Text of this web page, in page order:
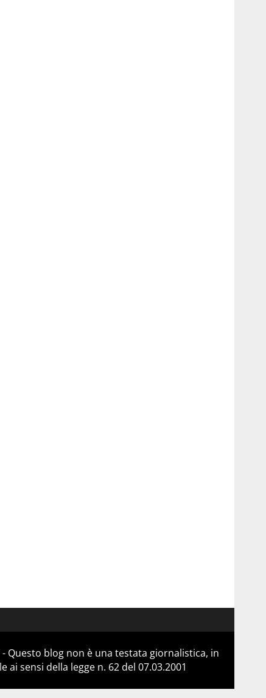
Questo blog non è una testata giornalistica, in
sensi della legge n. 62 del 07.03.2001